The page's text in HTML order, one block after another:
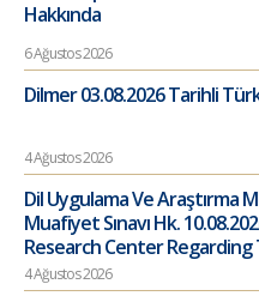
Hakkında
6 Ağustos 2026
Dilmer 03.08.2026 Tarihli
4 Ağustos 2026
Dil Uygulama Ve Araştırma
Muafiyet Sınavı Hk.
Research Center
4 Ağustos 2026